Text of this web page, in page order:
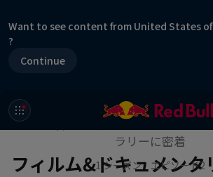
Want to see content from United States of
?
Continue
フィルム&ドキュメンタ
ー・ワールドカップ
世界各地で繰り広げられるクロス
ラリーに密着
1 シーズン · エピソード2